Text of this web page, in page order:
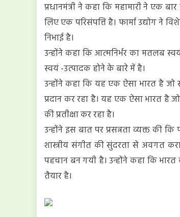
प्रधानमंत्री ने कहा कि महामारी ने एक
लिए एक परिसंपत्ति है। फार्मा उद्योग
निभाई है।
उन्होंने कहा कि आत्मनिर्भर का मतलब
स्वयं -उत्पादक होने के बारे में है।
उन्होंने कहा कि यह एक ऐसा भारत है जो
प्रदान कर रहा है। यह एक ऐसा भारत है
की प्रतीक्षा कर रहा है।
उन्होंने इस बात पर प्रसन्नता व्यक्त की
शास्त्रीय संगीत की सुंदरता से अवगत
पहचान बन गयी है। उन्होंने कहा कि
तैयार है।